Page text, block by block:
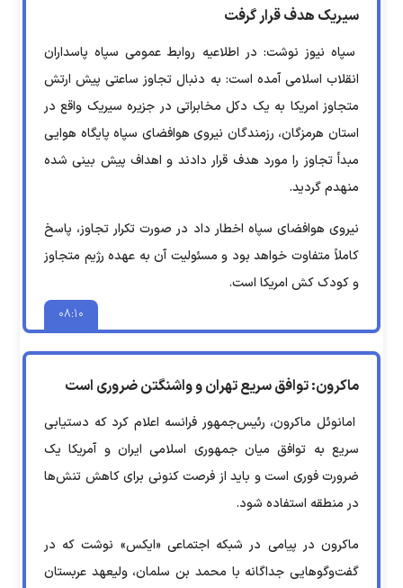
سیریک هدف قرار گرفت
۰۸:۱۰
سپاه نیوز نوشت: در اطلاعیه روابط عمومی سپاه پاسداران
انقلاب اسلامی آمده است: به دنبال تجاوز ساعتی پیش ارتش
متجاوز امریکا به یک دکل مخابراتی در جزیره سیریک واقع در
استان هرمزگان، رزمندگان نیروی هوافضای سپاه پایگاه هوایی
مبدأ تجاوز را مورد هدف قرار دادند و اهداف پیش بینی شده
منهدم گردید.
نیروی هوافضای سپاه اخطار داد در صورت تکرار تجاوز، پاسخ
کاملاً متفاوت خواهد بود و مسئولیت آن به عهده رژیم متجاوز
و کودک کش امریکا است.
ماکرون: توافق سریع تهران و واشنگتن ضروری است
امانوئل ماکرون، رئیس‌جمهور فرانسه اعلام کرد که دستیابی
سریع به توافق میان جمهوری اسلامی ایران و آمریکا یک
ضرورت فوری است و باید از فرصت کنونی برای کاهش تنش‌ها
در منطقه استفاده شود.
ماکرون در پیامی در شبکه اجتماعی «ایکس» نوشت که در
گفت‌وگوهایی جداگانه با محمد بن سلمان، ولیعهد عربستان